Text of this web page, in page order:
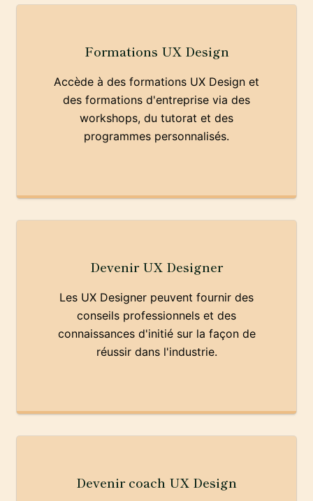
Formations UX Design
Accède à des formations UX Design et
des formations d'entreprise via des
workshops, du tutorat et des
programmes personnalisés.
Devenir UX Designer
Les UX Designer peuvent fournir des
conseils professionnels et des
connaissances d'initié sur la façon de
réussir dans l'industrie.
Devenir coach UX Design